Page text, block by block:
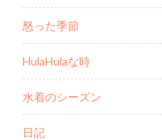
怒った季節
HulaHulaな時
水着のシーズン
日記